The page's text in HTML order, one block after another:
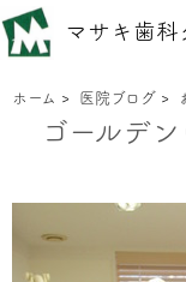
マサキ歯科
ホーム > 医院ブログ >
ゴールデ